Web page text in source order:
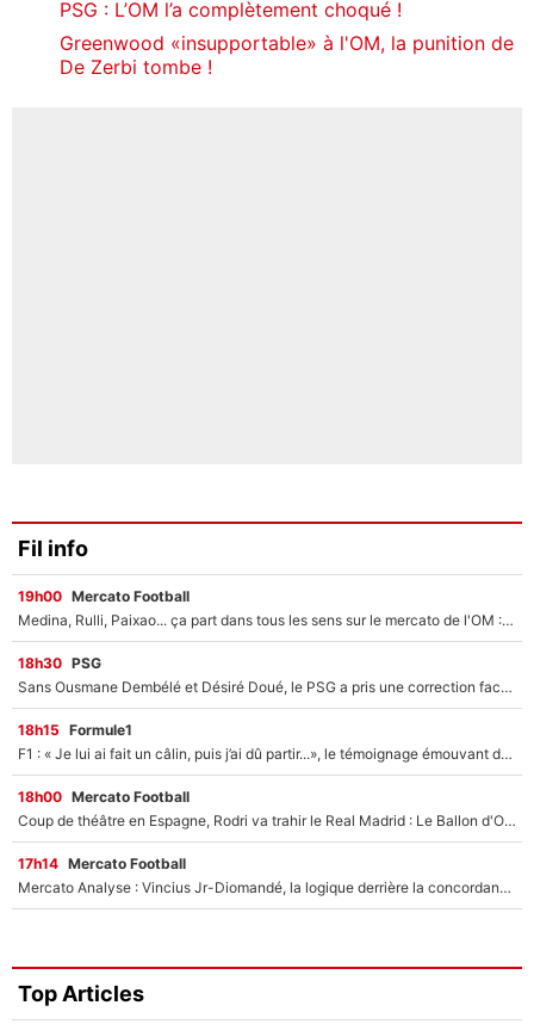
PSG : L’OM l’a complètement choqué !
Greenwood «insupportable» à l'OM, la punition de
De Zerbi tombe !
Fil info
19h00 Mercato Football
Medina, Rulli, Paixao... ça part dans tous les sens sur le mercato de l'OM : Frank McCourt va enfin récupérer l'argent qu'il attend ?
18h30 PSG
Sans Ousmane Dembélé et Désiré Doué, le PSG a pris une correction face à Majorque : Luis Enrique attend avec impatience des renforts !
18h15 Formule1
F1 : « Je lui ai fait un câlin, puis j’ai dû partir...», le témoignage émouvant de Max Verstappen sur sa fille
18h00 Mercato Football
Coup de théâtre en Espagne, Rodri va trahir le Real Madrid : Le Ballon d'Or a choisi de signer au FC Barcelone !
17h14 Mercato Football
Mercato Analyse : Vincius Jr-Diomandé, la logique derrière la concordance des temps
Top Articles